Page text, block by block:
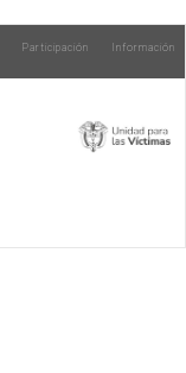
Participación Información